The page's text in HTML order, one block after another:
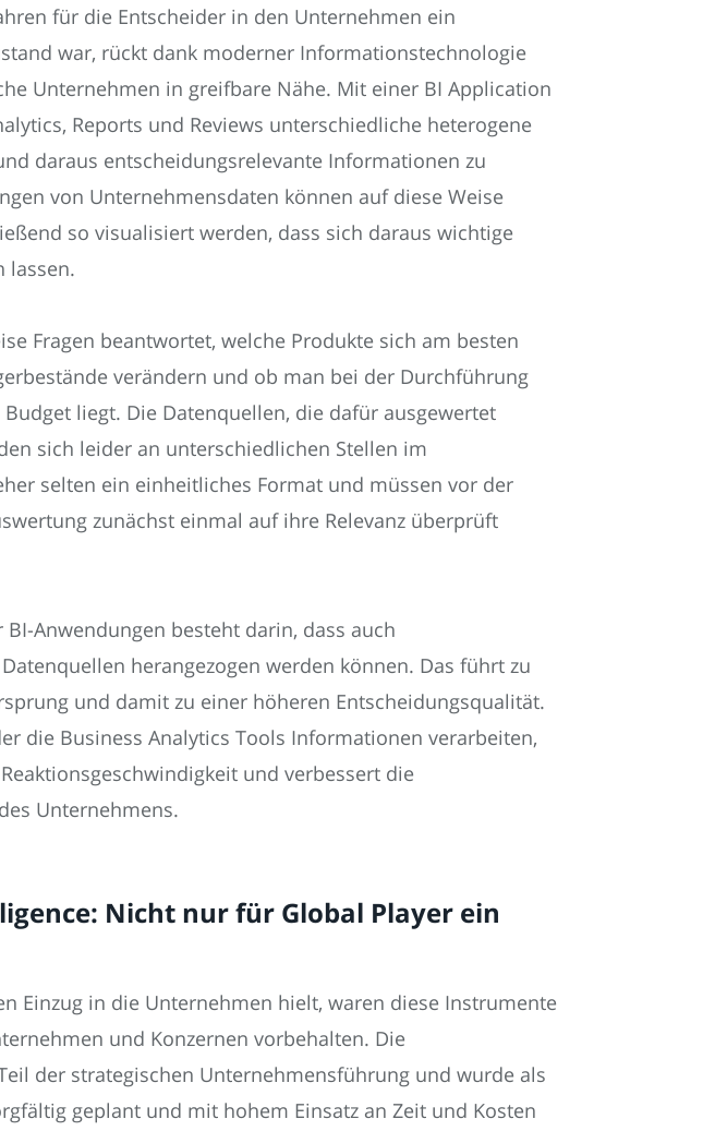
für die Entscheider in den Unternehmen ein
war, rückt dank moderner Informationstechnologie
Unternehmen in greifbare Nähe. Mit einer BI Application
Reports und Reviews unterschiedliche heterogene
daraus entscheidungsrelevante Informationen zu
von Unternehmensdaten können auf diese Weise
so visualisiert werden, dass sich daraus wichtige
lassen.
Fragen beantwortet, welche Produkte sich am besten
verändern und ob man bei der Durchführung
liegt. Die Datenquellen, die dafür ausgewertet
sich leider an unterschiedlichen Stellen im
selten ein einheitliches Format und müssen vor der
zunächst einmal auf ihre Relevanz überprüft
Anwendungen besteht darin, dass auch
herangezogen werden können. Das führt zu
und damit zu einer höheren Entscheidungsqualität.
die Business Analytics Tools Informationen verarbeiten,
und verbessert die
Unternehmens.
Nicht nur für Global Player ein
Einzug in die Unternehmen hielt, waren diese Instrumente
und Konzernen vorbehalten. Die
der strategischen Unternehmensführung und wurde als
geplant und mit hohem Einsatz an Zeit und Kosten